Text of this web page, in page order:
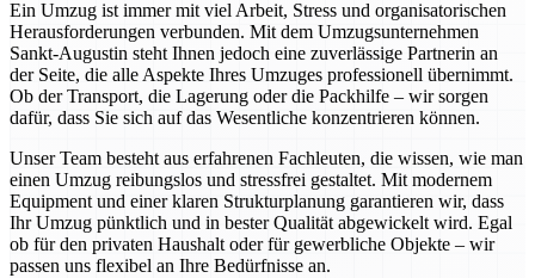
Ein Umzug ist immer mit viel Arbeit, Stress und organisatorischen
Herausforderungen verbunden. Mit dem Umzugsunternehmen
Sankt-Augustin steht Ihnen jedoch eine zuverlässige Partnerin an
der Seite, die alle Aspekte Ihres Umzuges professionell übernimmt.
Ob der Transport, die Lagerung oder die Packhilfe – wir sorgen
dafür, dass Sie sich auf das Wesentliche konzentrieren können.
Unser Team besteht aus erfahrenen Fachleuten, die wissen, wie man
einen Umzug reibungslos und stressfrei gestaltet. Mit modernem
Equipment und einer klaren Strukturplanung garantieren wir, dass
Ihr Umzug pünktlich und in bester Qualität abgewickelt wird. Egal
ob für den privaten Haushalt oder für gewerbliche Objekte – wir
passen uns flexibel an Ihre Bedürfnisse an.